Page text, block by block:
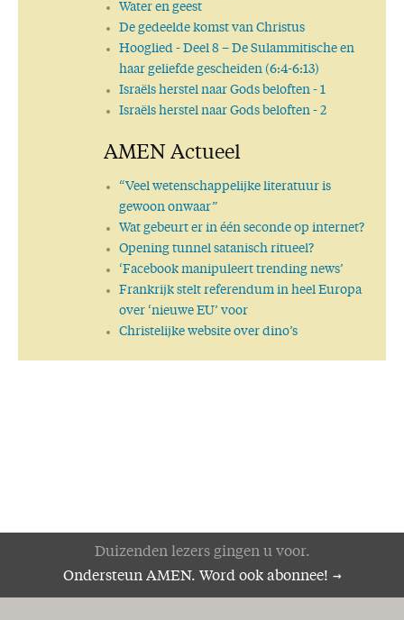
Water en geest
De gedeelde komst van Christus
Hooglied- Deel 8 – De Sulammitische en
haar geliefde gescheiden (6:4-6:13)
Israëls herstel naar Gods beloften - 1
Israëls herstel naar Gods beloften - 2
AMEN Actueel
“Veel wetenschappelijke literatuur is
gewoon onwaar”
Wat gebeurt er in één seconde op internet?
Opening tunnel satanisch ritueel?
‘Facebook manipuleert trending news’
Frankrijk stelt referendum in heel Europa
over ‘nieuwe EU’ voor
Christelijke website over dino’s
Duizenden lezers gingen u voor.
Ondersteun AMEN. Word ook abonnee!